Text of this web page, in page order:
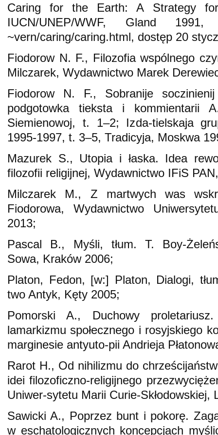
Caring for the Earth: A Strategy
IUCN/UNEP/WWF, Gland 1991,
~vern/caring/caring.html, dostęp 20
Fiodorow N. F., Filozofia wspólnego
Milczarek, Wydawnictwo Marek
Fiodorow N. F., Sobranije
podgotowka tieksta i
Siemienowoj, t. 1–2; Izda-tielskaja
1995-1997, t. 3–5, Tradicyja, Moskwa
Mazurek S., Utopia i łaska. Idea
filozofii religijnej, Wydawnictwo IFiS
Milczarek M., Z martwych was
Fiodorowa, Wydawnictwo
2013;
Pascal B., Myśli, tłum. T. Boy-
Sowa, Kraków 2006;
Platon, Fedon, [w:] Platon, Dialogi,
two Antyk, Kęty 2005;
Pomorski A., Duchowy
lamarkizmu społecznego i rosyjskiego
marginesie antyuto-pii Andrieja
Rarot H., Od nihilizmu do
idei filozoficzno-religijnego
Uniwer-sytetu Marii Curie-Skłodowskiej,
Sawicki A., Poprzez bunt i pokorę.
w eschatologicznych koncepcjach